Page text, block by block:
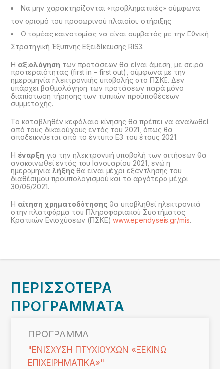
Να μην χαρακτηρίζονται «προβληματικές» σύμφωνα
τον ορισμό του προσωρινού πλαισίου στήριξης
Ο τομέας καινοτομίας να είναι συμβατός με την Εθνική
Στρατηγική Έξυπνης Εξειδίκευσης RIS3.
Η αξιολόγηση των προτάσεων θα είναι άμεση, με σειρά
προτεραιότητας (first in – first out), σύμφωνα με την
ημερομηνία ηλεκτρονικής υποβολής στο ΠΣΚΕ. Δεν
υπάρχει βαθμολόγηση των προτάσεων παρά μόνο
διαπίστωση τήρησης των τυπικών προϋποθέσεων
συμμετοχής.
Το καταβληθέν κεφάλαιο κίνησης θα πρέπει να αναλωθεί
από τους δικαιούχους εντός του 2021, όπως θα
αποδεικνύεται από το έντυπο Ε3 του έτους 2021.
Η έναρξη για την ηλεκτρονική υποβολή των αιτήσεων θα
ανακοινωθεί εντός του Ιανουαρίου 2021, ενώ η
ημερομηνίαλήξηςθα είναι μέχρι εξάντλησης του
διαθέσιμου προϋπολογισμού και το αργότερο μέχρι
30/06/2021.
Η αίτηση χρηματοδότησης θα υποβληθεί ηλεκτρονικά
στην πλατφόρμα του Πληροφοριακού Συστήματος
Κρατικών Ενισχύσεων (ΠΣΚΕ)www.ependyseis.gr/mis.
ΠΕΡΙΣΣΟΤΕΡΑ
ΠΡΟΓΡΑΜΜΑΤΑ
ΠΡΟΓΡΑΜΜΑ
"ΕΝΙΣΧΥΣΗ ΠΤΥΧΙΟΥΧΩΝ «ΞΕΚΙΝΩ
ΕΠΙΧΕΙΡΗΜΑΤΙΚΑ»"